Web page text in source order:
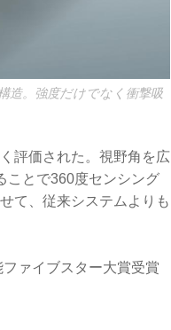
造。強度だけでなく衝撃吸
評価された。視野角を広
ことで360度センシング
て、従来システムよりも
ァイブスター大賞受賞